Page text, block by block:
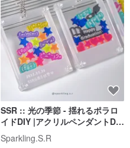
SSR :: 光の季節 - 揺れるポラロ
イドDIY |アクリルペンダントDIY
手作りポラロイド
Sparkling.S.R